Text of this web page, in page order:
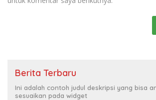
Berita Terbaru
Ini adalah contoh judul deskripsi yang bisa
sesuaikan pada widget